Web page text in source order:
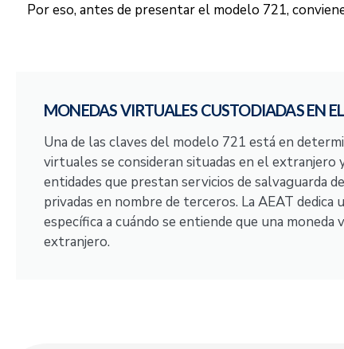
Por eso, antes de presentar el modelo 721,
MONEDAS VIRTUALES CUSTODIADAS EN
Una de las claves del modelo 721 está en
virtuales se consideran situadas en el extranjero
entidades que prestan servicios de salvaguarda
privadas en nombre de terceros. La AEAT
específica a cuándo se entiende que una
extranjero.